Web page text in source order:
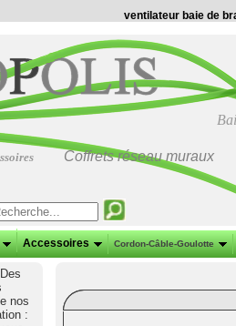
ventilateur baie de
Coffrets réseau muraux
Accessoires Cordon-Câble-Goulotte
Des
nos
: